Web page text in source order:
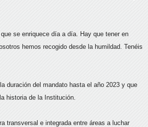
se enriquece día a día. Hay que tener en
hemos recogido desde la humildad. Tenéis
duración del mandato hasta el año 2023 y que
historia de la Institución.
transversal e integrada entre áreas a luchar